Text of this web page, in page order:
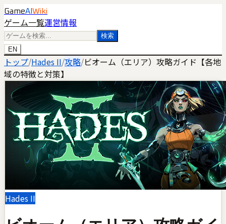
GameAI Wiki
ゲーム一覧運営情報
検索
EN
トップ/Hades II/攻略/ビオーム（エリア）攻略ガイド【各地
域の特徴と対策】
Hades II